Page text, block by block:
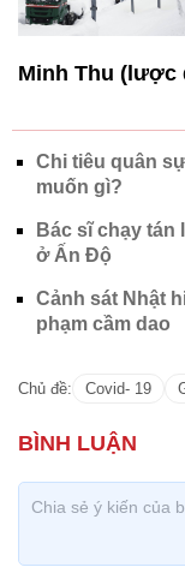
Minh Thu (lược
Chi tiêu quân
muốn gì?
Bác sĩ chạy tán
ở Ấn Độ
Cảnh sát Nhật
phạm cầm dao
Chủ đề: Covid- 19